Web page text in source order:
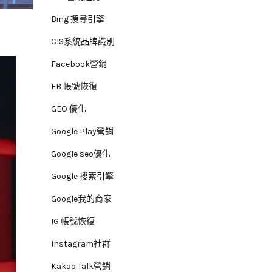
Bing 搜尋引擎
CIS系統品牌識別
Facebook營銷
FB 帳號恢復
GEO 優化
Google Play營銷
Google seo優化
Google 搜索引擎
Google我的商家
IG 帳號恢復
Instagram社群
Kakao Talk營銷